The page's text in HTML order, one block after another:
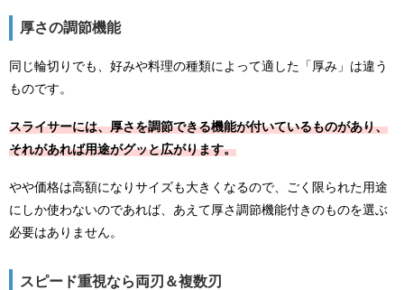
厚さの調節機能
同じ輪切りでも、好みや料理の種類によって適した「厚み」は違う
ものです。
スライサーには、厚さを調節できる機能が付いているものがあり、
それがあれば用途がグッと広がります。
やや価格は高額になりサイズも大きくなるので、ごく限られた用途
にしか使わないのであれば、あえて厚さ調節機能付きのものを選ぶ
必要はありません。
スピード重視なら両刃＆複数刃